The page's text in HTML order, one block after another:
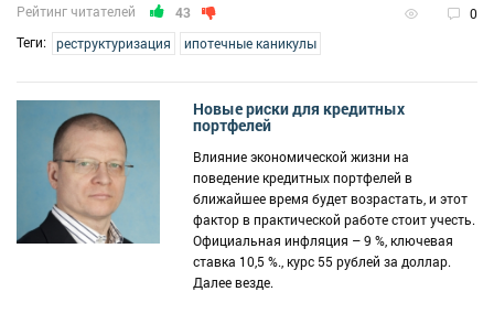
Рейтинг читателей 43 0
Теги: реструктуризация ипотечные каникулы
Новые риски для кредитных
портфелей
Влияние экономической жизни на
поведение кредитных портфелей в
ближайшее время будет возрастать, и этот
фактор в практической работе стоит учесть.
Официальная инфляция – 9 %, ключевая
ставка 10,5 %., курс 55 рублей за доллар.
Далее везде.